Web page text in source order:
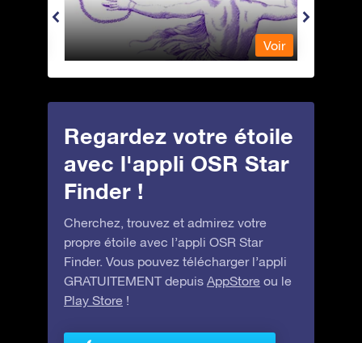
Voir
Regardez votre étoile
avec l'appli OSR Star
Finder !
Cherchez, trouvez et admirez votre
propre étoile avec l’appli OSR Star
Finder. Vous pouvez télécharger l’appli
GRATUITEMENT depuis AppStore ou le
Play Store !